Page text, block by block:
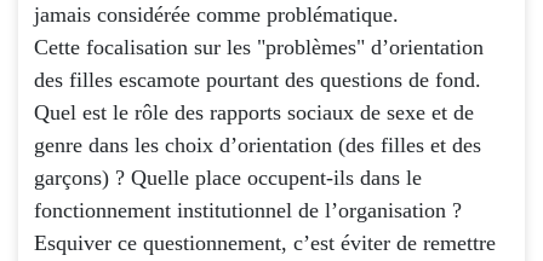
jamais considérée comme problématique.
Cette focalisation sur les "problèmes" d’orientation
des filles escamote pourtant des questions de fond.
Quel est le rôle des rapports sociaux de sexe et de
genre dans les choix d’orientation (des filles et des
garçons) ? Quelle place occupent-ils dans le
fonctionnement institutionnel de l’organisation ?
Esquiver ce questionnement, c’est éviter de remettre